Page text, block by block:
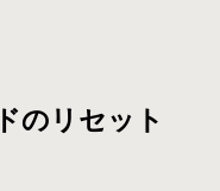
のリセット